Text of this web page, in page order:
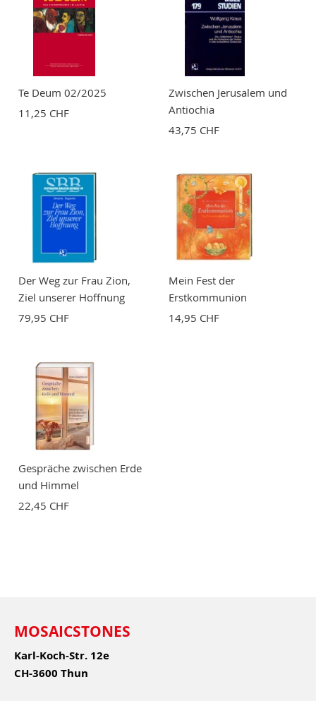
Te Deum 02/2025
11,25 CHF
Zwischen Jerusalem und
Antiochia
43,75 CHF
Der Weg zur Frau Zion,
Ziel unserer Hoffnung
79,95 CHF
Mein Fest der
Erstkommunion
14,95 CHF
Gespräche zwischen Erde
und Himmel
22,45 CHF
MOSAICSTONES
Karl-Koch-Str. 12e
CH-3600 Thun